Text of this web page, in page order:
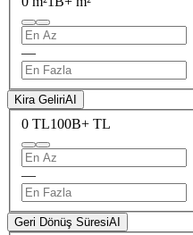
—
Kira GeliriAI
0 TL100B+ TL
—
Geri Dönüş SüresiAI